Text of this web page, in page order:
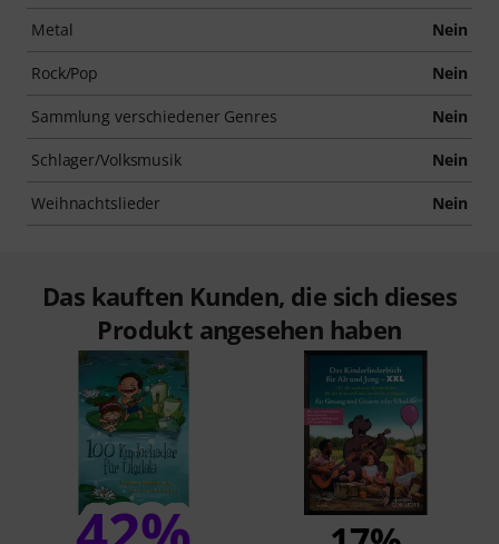
Metal Nein
Rock/Pop Nein
Sammlung verschiedener Genres Nein
Schlager/Volksmusik Nein
Weihnachtslieder Nein
Das kauften Kunden, die sich dieses
Produkt angesehen haben